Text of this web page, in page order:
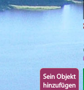
Sein Objekt
hinzufügen